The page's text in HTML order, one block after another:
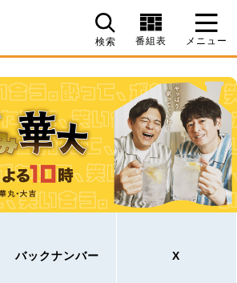
検索 番組表 メニュー
バックナンバー X